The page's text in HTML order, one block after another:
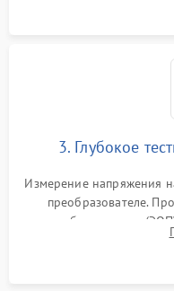
3. Глубокое
Измерение напряжения
преобразователе.
преобразователя
шумов и засветок.